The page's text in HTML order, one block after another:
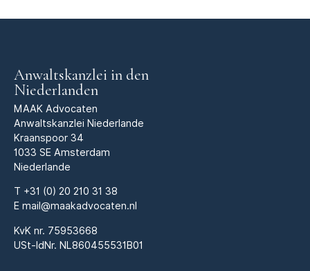
Anwaltskanzlei in den
Niederlanden
MAAK Advocaten
Anwaltskanzlei Niederlande
Kraanspoor 34
1033 SE Amsterdam
Niederlande
T +31 (0) 20 210 31 38
E mail@maakadvocaten.nl
KvK nr. 75953668
USt-IdNr. NL860455531B01